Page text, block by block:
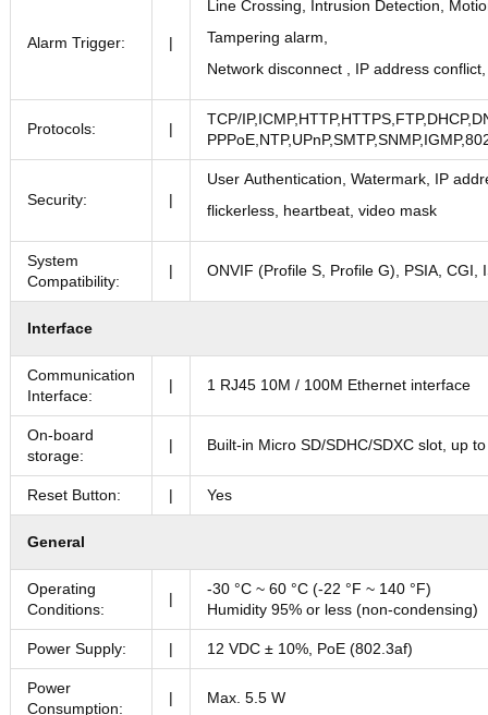
Alarm Trigger: |
Line Crossing, Intrusion Detection,
Tampering alarm,
Network disconnect , IP address
Protocols: |
TCP/
Security: |
User Authentication, Watermark, IP
flickerless, heartbeat, video mask
System
Compatibility:
| ONVIF (Profile S, Profile G), PSIA, CGI,
Interface
Communication
Interface:
| 1 RJ45 10M / 100M Ethernet interface
On-board
storage:
| Built-in Micro SD/SDHC/SDXC slot, up
Reset Button: | Yes
General
Operating
Conditions:
|
-30 °C ~ 60 °C (-22 °F ~ 140 °F)
Humidity 95% or less (non-condensing)
Power Supply: | 12 VDC ± 10%, PoE (802.3af)
Power
Consumption:
| Max. 5.5 W